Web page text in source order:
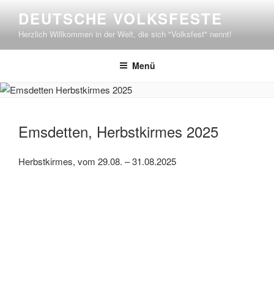
springen
DEUTSCHE VOLKSFESTE
Herzlich Willkommen in der Welt, die sich "Volksfest" nennt!
Menü
Emsdetten, Herbstkirmes 2025
Herbstkirmes, vom 29.08. – 31.08.2025